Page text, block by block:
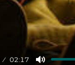
02:17